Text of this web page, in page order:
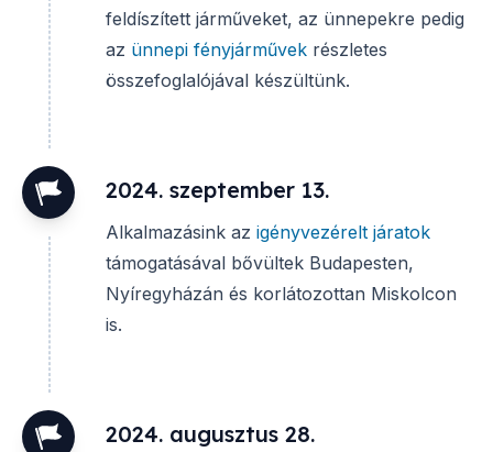
feldíszített járműveket, az ünnepekre pedig
az ünnepi fényjárművek részletes
összefoglalójával készültünk.
2024. szeptember 13.
Alkalmazásink az igényvezérelt járatok
támogatásával bővültek Budapesten,
Nyíregyházán és korlátozottan Miskolcon
is.
2024. augusztus 28.